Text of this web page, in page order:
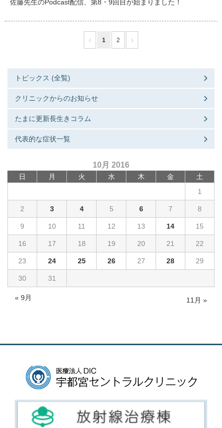
佐藤先生のPodcast配信、第8・9回目が始まりました！
‹ 1 2 ›
トピックス (全覧)
クリニックからのお知らせ
たまに更新長生きコラム
代表的な症状一覧
10月 2016
日 月 火 水 木 金 土
« 9月 11月 »
1
2 3 4 5 6 7 8
9 10 11 12 13 14 15
16 17 18 19 20 21 22
23 24 25 26 27 28 29
30 31